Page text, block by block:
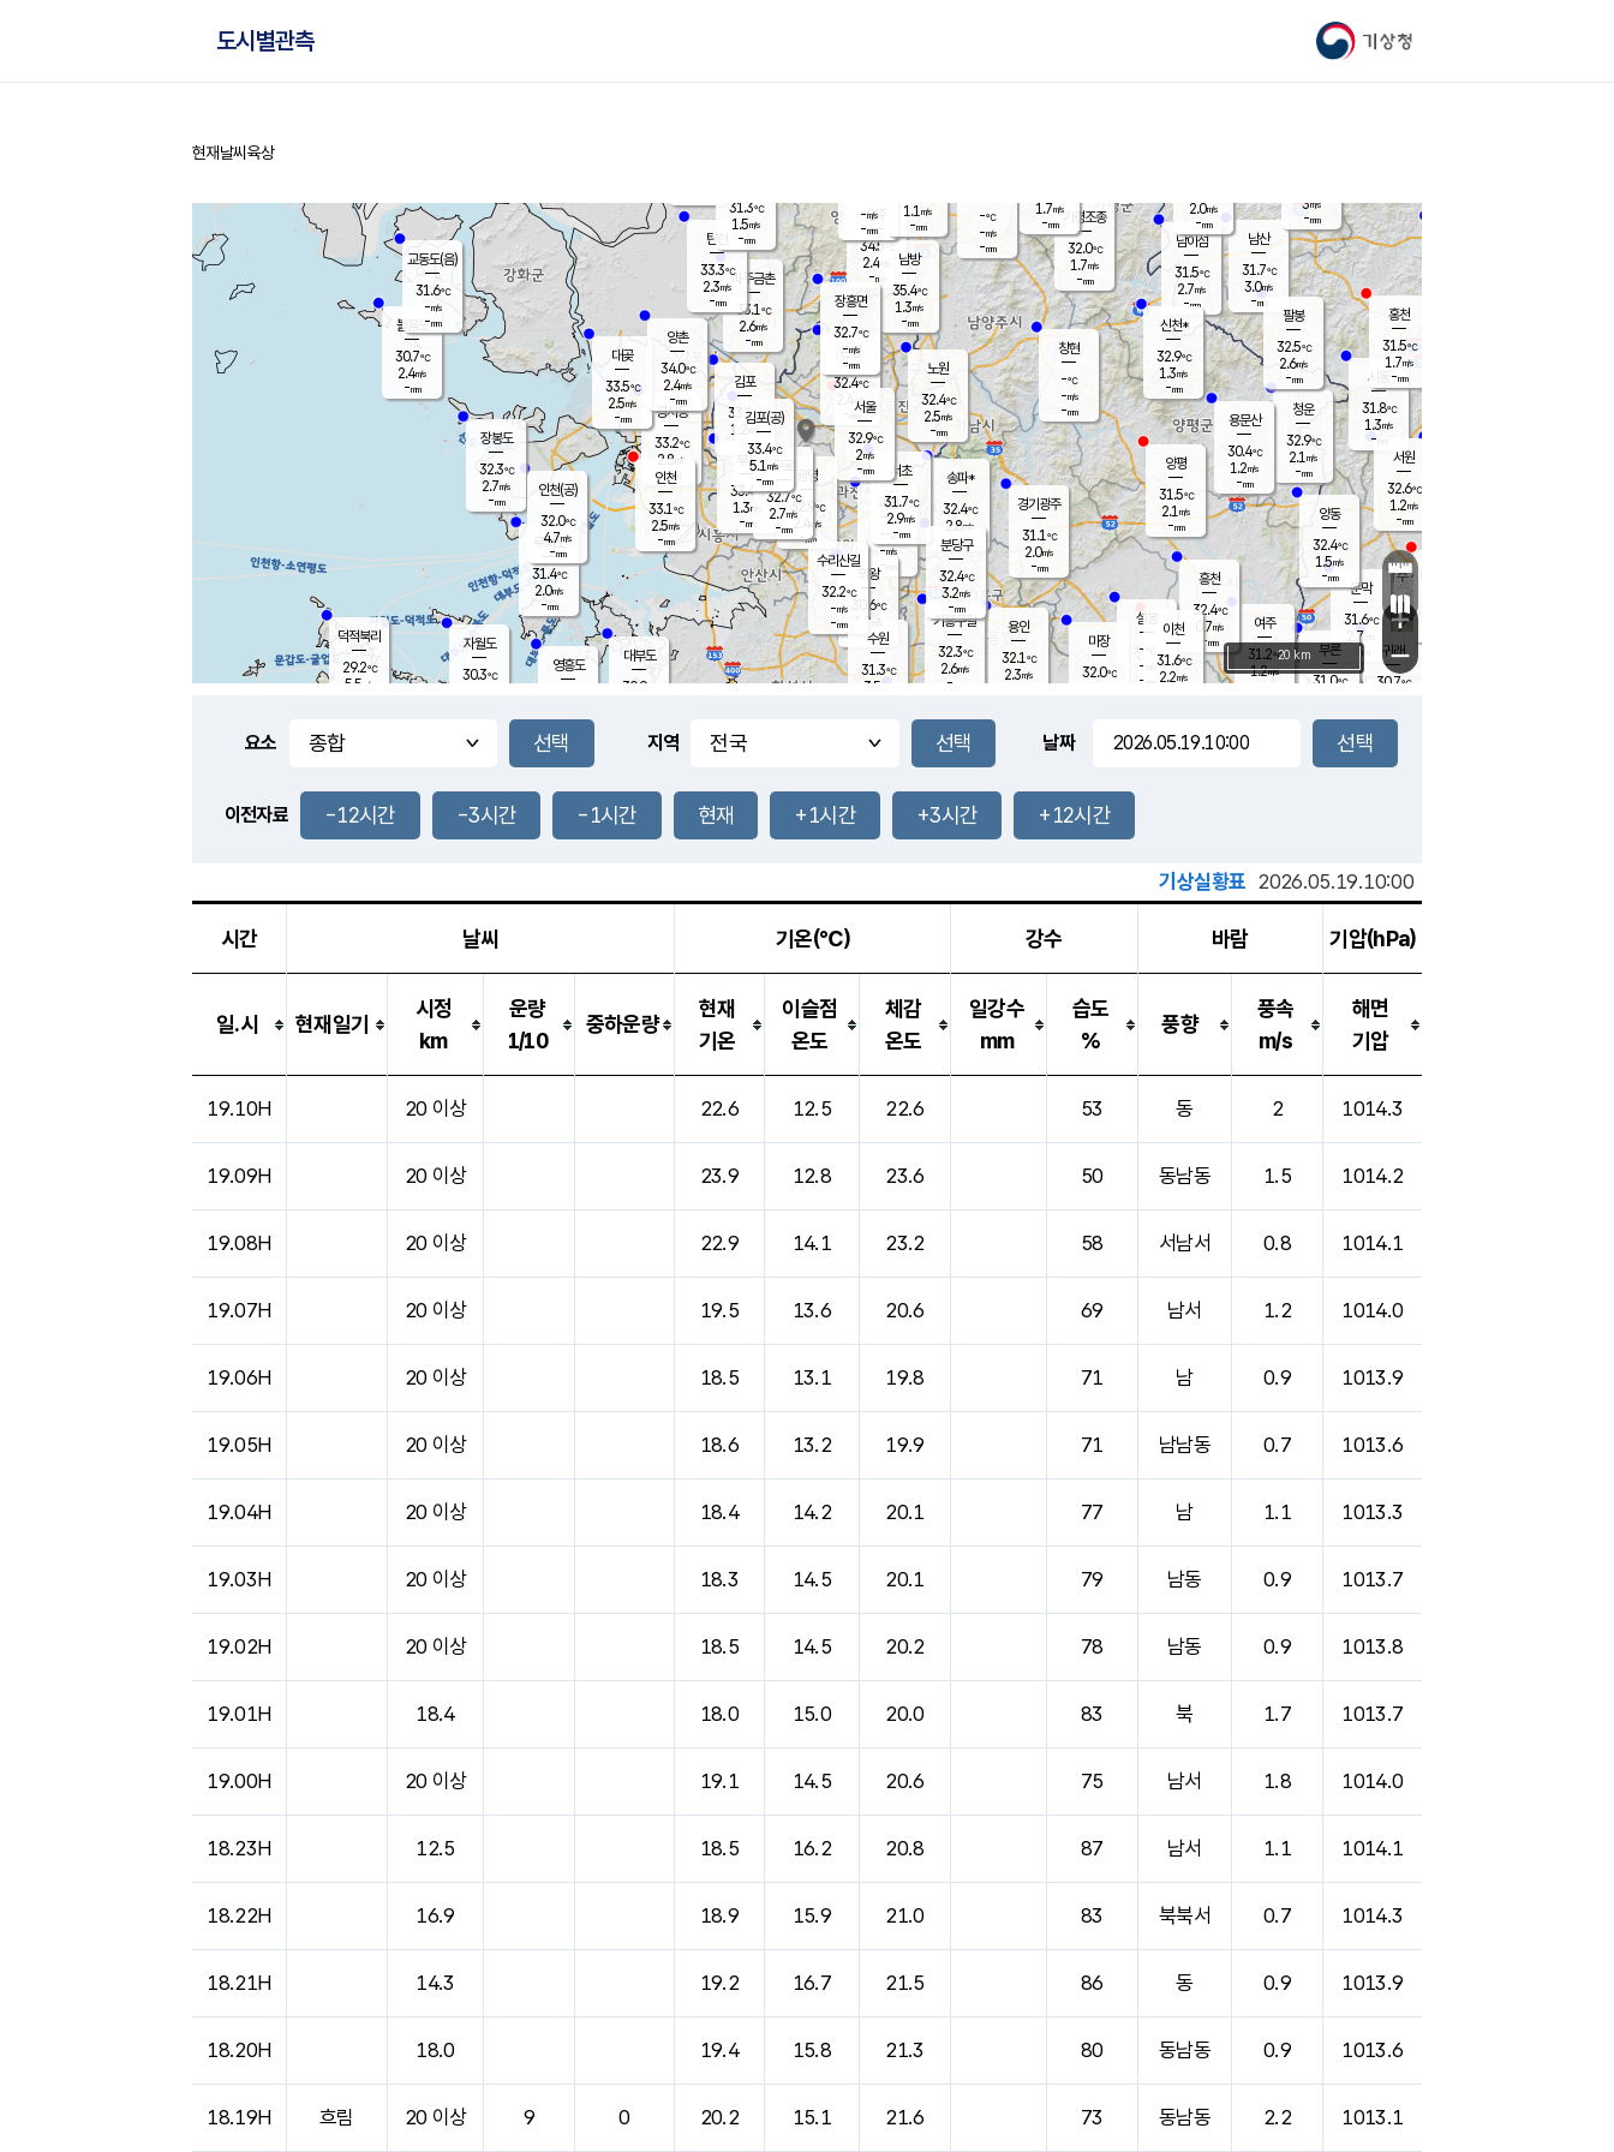
기상청
도시별관측
홈
현재날씨 육상
풍도
2.5m/s
문막
31.6℃
2.7m/s
mm
남이섬
31.5℃
2.7m/s
-mm
무의도
31.4℃
2.0m/s
-mm
영흥도
볼음도
30.7℃
2.4m/s
-mm
자월도
30.3℃
양주
34.5℃
2.4
-mm
부론
31.0℃
과천
- ℃
-m/s
- mm
남산
31.7℃
3.0m/s
-mm
장봉도
32.3℃
2.7m/s
-mm
-mm
청운
32.9℃
2.1 m/s
-mm
팔봉
32.5℃
2.6m/s
-mm
-mm
용인
32.1℃
2.3m/s
여주
31.2℃
1.2m/s
양동
32.4℃
1.5m/s
-mm
경기광주
31.1℃
2.0m/s
-mm
장호원
2.0m/s
-mm
30.3
℃
대부도
30.9
-
경서동
33.2℃
2.8 m/s
-mm
파주금촌
33.1℃
2.6m/s
-mm
가평조종
32.0℃
1.7m/s
-mm
-℃
-m/s
-mm
대곶
33.5℃
2.5m/s
-mm
신천*
32.9℃
1.3m/s
-mm
창현
-℃
-m/s
-mm
탄현
33.3℃
2.3m/s
-mm
1.7m/s
-mm
31.7℃
3.1m/s
-mm
흥천
32.4℃
0.7m/s
-mm
마장
32.0℃
의왕
30.6℃
1.2m/s
mm
김포
33.1℃
1.2 m/s
mm
설봉
-
-m/s
- mm
광명
32.9 ℃
2.4 m/s
-mm
부천
33.4℃
1.3m/s
-mm
-mm
양촌
34.0℃
2.4m/s
-mm
구로
32.7℃
2.7m/s
-mm
은평
32.4℃
2.4 m/s
- mm
노원
32.4℃
2.5m/s
-mm
송파*
32.4℃
2.8m/s
-mm
서초
31.7℃
2.9m/s
-mm
남방
35.4℃
1.3m/s
-mm
기흥구갈
32.3℃
2.6m/s
-
수리산길
32.2℃
-m/s
-mm
분당구
32.4℃
3.2m/s
-mm
장흥면
32.7℃
-m/s
-mm
-m/s
-mm
시동
31.8℃
1.3m/s
- mm
귀래
30.7℃
서원
32.6℃
1.2m/s
-mm
용문산
30.4℃
1.2m/s
-mm
덕적북리
29.2℃
5.5 m/s
인천(공)
32.0℃
4.7m/s
-mm
김포(공)
33.4℃
5.1 m/s
-mm
교동도(음)
31.6℃
-m/s
-mm
홍천
31.5℃
1.7m/s
-mm
이천
31.6℃
2.2m/s
양평
31.5℃
2.1 m/s
-mm
수원
31.3℃
3.5 m/s
인천
33.1℃
2.5m/s
-mm
서울
32.9℃
2m/s
-mm
3m/s
-mm
31.3℃
1.5m/s
-mm
1.1 m/s
-mm
+
−
20 km
요소 지역 날짜
이전자료 -12시간 -3시간 -1시간 현재 +1시간 +3시간 +12시간
기상실황표 2026.05.19.10:00
시간 날씨 기온(℃) 강수 바람 기압(hPa)
일.시 현재일기
시정
km
운량
1/10
중하운량
현재
기온
이슬점
온도
체감
온도
일강수
mm
습도
%
풍향
풍속
m/s
해면
기압
19.10H 20 이상 22.6 12.5 22.6 53 동 2 1014.3
19.09H 20 이상 23.9 12.8 23.6 50 동남동 1.5 1014.2
19.08H 20 이상 22.9 14.1 23.2 58 서남서 0.8 1014.1
19.07H 20 이상 19.5 13.6 20.6 69 남서 1.2 1014.0
19.06H 20 이상 18.5 13.1 19.8 71 남 0.9 1013.9
19.05H 20 이상 18.6 13.2 19.9 71 남남동 0.7 1013.6
19.04H 20 이상 18.4 14.2 20.1 77 남 1.1 1013.3
19.03H 20 이상 18.3 14.5 20.1 79 남동 0.9 1013.7
19.02H 20 이상 18.5 14.5 20.2 78 남동 0.9 1013.8
19.01H 18.4 18.0 15.0 20.0 83 북 1.7 1013.7
19.00H 20 이상 19.1 14.5 20.6 75 남서 1.8 1014.0
18.23H 12.5 18.5 16.2 20.8 87 남서 1.1 1014.1
18.22H 16.9 18.9 15.9 21.0 83 북북서 0.7 1014.3
18.21H 14.3 19.2 16.7 21.5 86 동 0.9 1013.9
18.20H 18.0 19.4 15.8 21.3 80 동남동 0.9 1013.6
18.19H 흐림 20 이상 9 0 20.2 15.1 21.6 73 동남동 2.2 1013.1